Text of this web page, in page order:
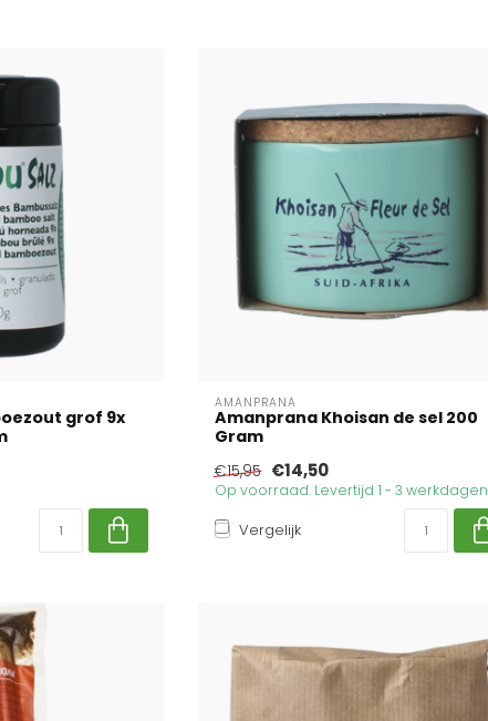
grof 9x
AMANPRANA
Amanprana Khoisan de sel 200
Gram
€15,95 €14,50
Op voorraad. Levertijd 1 - 3 werkdagen
Vergelijk